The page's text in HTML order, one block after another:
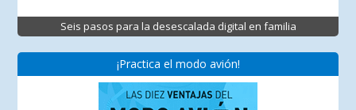
Seis pasos para la desescalada digital en familia
¡Practica el modo avión!